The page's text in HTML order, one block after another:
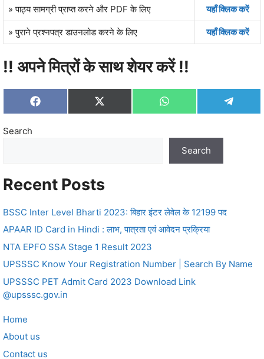
» पाठ्य सामग्री प्राप्‍त करने और PDF के लिए यहॉं क्लिक करें
» पुराने प्रश्‍नपत्र डाउनलोड करने के लिए यहॉं क्लिक करें
!! अपने मित्रों के साथ शेयर करें !!
Share
on
F
a
Share
on
X
(
)
Share
on
W
h
s
p
Share
on
e
Search
Search
Recent Posts
BSSC Inter Level Bharti 2023: बिहार इंटर लेवेल के 12199 पद
APAAR ID Card in Hindi : लाभ, पात्रता एवं आवेदन प्रक्रिया
NTA EPFO SSA Stage 1 Result 2023
UPSSSC Know Your Registration Number | Search By Name
UPSSSC PET Admit Card 2023 Download Link
@upsssc.gov.in
Home
About us
Contact us